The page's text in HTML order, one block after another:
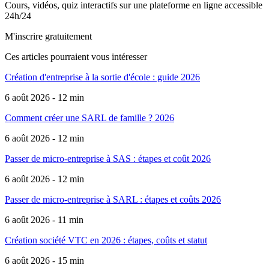
Cours, vidéos, quiz interactifs sur une plateforme en ligne accessible
24h/24
M'inscrire gratuitement
Ces articles pourraient vous intéresser
Création d'entreprise à la sortie d'école : guide 2026
6 août 2026 - 12 min
Comment créer une SARL de famille ? 2026
6 août 2026 - 12 min
Passer de micro-entreprise à SAS : étapes et coût 2026
6 août 2026 - 12 min
Passer de micro-entreprise à SARL : étapes et coûts 2026
6 août 2026 - 11 min
Création société VTC en 2026 : étapes, coûts et statut
6 août 2026 - 15 min